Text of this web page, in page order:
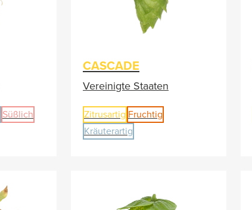
Süßlich
CASCADE
Vereinigte Staaten
Zitrusartig Fruchtig
Kräuterartig